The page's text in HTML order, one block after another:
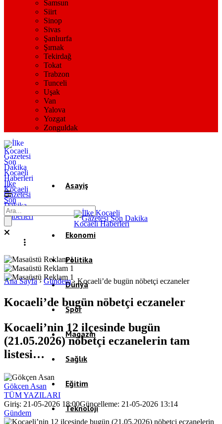
Samsun
Siirt
Sinop
Sivas
Şanlıurfa
Şırnak
Tekirdağ
Tokat
Trabzon
Tunceli
Uşak
Van
Yalova
Yozgat
Zonguldak
İlke
Kocaeli
Gazetesi
Son
Dakika
Kocaeli
Haberleri
Asayiş
Gündem
Ekonomi
Politika
Dünya
Spor
Magazin
Sağlık
Eğitim
Teknoloji
Ana Sayfa› Gündem› Kocaeli’de bugün nöbetçi eczaneler
Kocaeli’de bugün nöbetçi eczaneler
Kocaeli’nin 12 ilçesinde bugün
(21.05.2026) nöbetçi eczanelerin tam
listesi…
Gökçen Asan
TÜM YAZILARI
Giriş: 21-05-2026 18:00Güncelleme: 21-05-2026 13:14
Gündem